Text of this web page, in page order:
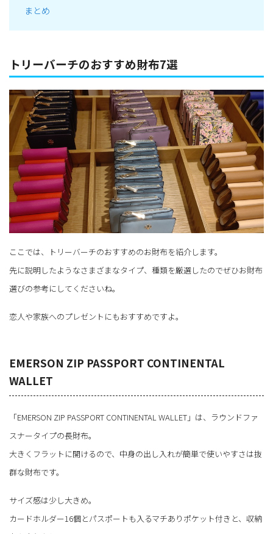
まとめ
トリーバーチのおすすめ財布7選
ここでは、トリーバーチのおすすめのお財布を紹介します。
先に説明したようなさまざまなタイプ、種類を厳選したのでぜひお財布
選びの参考にしてくださいね。
恋人や家族へのプレゼントにもおすすめですよ。
EMERSON ZIP PASSPORT CONTINENTAL
WALLET
「EMERSON ZIP PASSPORT CONTINENTAL WALLET」は、ラウンドファ
スナータイプの長財布。
大きくフラットに開けるので、中身の出し入れが簡単で使いやすさは抜
群な財布です。
サイズ感は少し大きめ。
カードホルダー16個とパスポートも入るマチありポケット付きと、収納